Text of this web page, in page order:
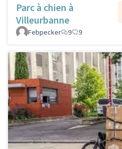
Parc à chien à
Villeurbanne
Febpecker
9 9